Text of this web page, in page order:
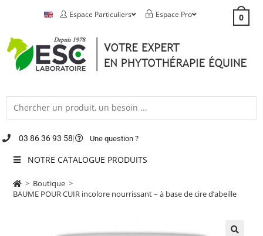
Espace Particuliers Espace Pro 0
03 86 36 93 58 Une question ?
NOTRE CATALOGUE PRODUITS
> Boutique >
BAUME POUR CUIR incolore nourrissant – à base de cire d’abeille